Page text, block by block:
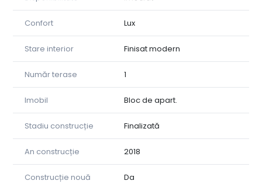
Confort Lux
Stare interior Finisat modern
Număr terase 1
Imobil Bloc de apart.
Stadiu construcție Finalizată
An construcție 2018
Construcție nouă Da